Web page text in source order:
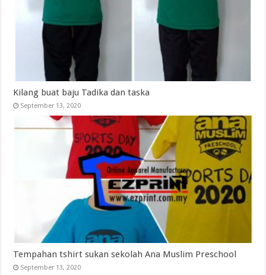
Kilang buat baju Tadika dan taska
September 13, 2020
Tempahan tshirt sukan sekolah Ana Muslim Preschool
September 13, 2020